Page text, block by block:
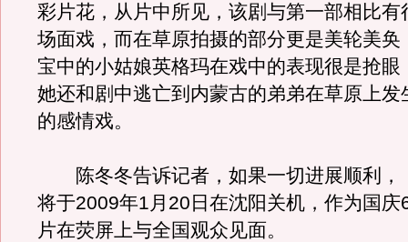
彩片花，从片中所见，该剧与第一部相比有
场面戏，而在草原拍摄的部分更是美轮美奂
宝中的小姑娘英格玛在戏中的表现很是抢眼
她还和剧中逃亡到内蒙古的弟弟在草原上发
的感情戏。
陈冬冬告诉记者，如果一切进展顺利，
将于2009年1月20日在沈阳关机，作为国庆
片在荧屏上与全国观众见面。